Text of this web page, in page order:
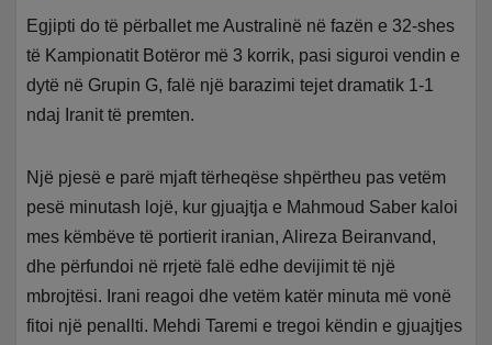
Egjipti do të përballet me Australinë në fazën e 32-shes
të Kampionatit Botëror më 3 korrik, pasi siguroi vendin e
dytë në Grupin G, falë një barazimi tejet dramatik 1-1
ndaj Iranit të premten.
Një pjesë e parë mjaft tërheqëse shpërtheu pas vetëm
pesë minutash lojë, kur gjuajtja e Mahmoud Saber kaloi
mes këmbëve të portierit iranian, Alireza Beiranvand,
dhe përfundoi në rrjetë falë edhe devijimit të një
mbrojtësi. Irani reagoi dhe vetëm katër minuta më vonë
fitoi një penallti. Mehdi Taremi e tregoi këndin e gjuajtjes